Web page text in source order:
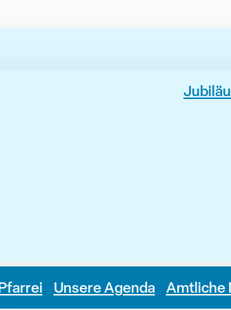
Unsere Agenda Amtliche